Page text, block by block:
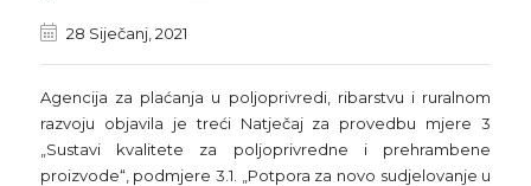
28 Siječanj, 2021
Agencija za plaćanja u poljoprivredi, ribarstvu i ruralnom
razvoju objavila je treći Natječaj za provedbu mjere 3
„Sustavi kvalitete za poljoprivredne i prehrambene
proizvode“, podmjere 3.1. „Potpora za novo sudjelovanje u